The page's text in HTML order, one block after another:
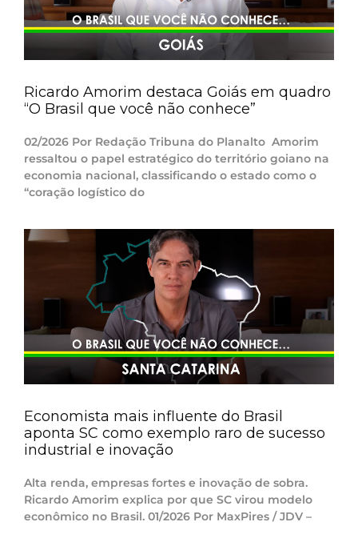
Ricardo Amorim destaca Goiás em quadro
“O Brasil que você não conhece”
02/2026 Por Redação Tribuna do Planalto Amorim
ressaltou o papel estratégico do território goiano na
economia nacional, classificando o estado como o
“coração logístico do
Economista mais influente do Brasil
aponta SC como exemplo raro de sucesso
industrial e inovação
Alta renda, empresas fortes e inovação de sobra.
Ricardo Amorim explica por que SC virou modelo
econômico no Brasil. 01/2026 Por MaxPires / JDV –